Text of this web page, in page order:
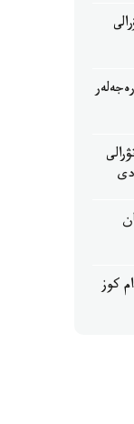
ءبىر اپتادا 7 ادام كوز